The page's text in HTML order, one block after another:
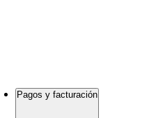
Pagos y facturación